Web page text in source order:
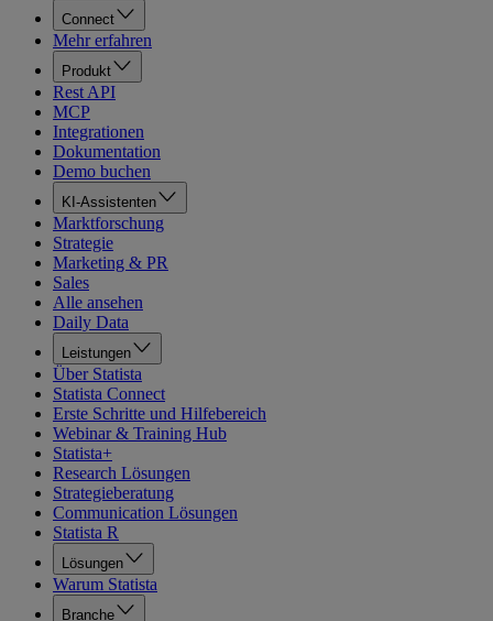
Connect
Mehr erfahren
Produkt
Rest API
MCP
Integrationen
Dokumentation
Demo buchen
KI-Assistenten
Marktforschung
Strategie
Marketing & PR
Sales
Alle ansehen
Daily Data
Leistungen
Über Statista
Statista Connect
Erste Schritte und Hilfebereich
Webinar & Training Hub
Statista+
Research Lösungen
Strategieberatung
Communication Lösungen
Statista R
Lösungen
Warum Statista
Branche